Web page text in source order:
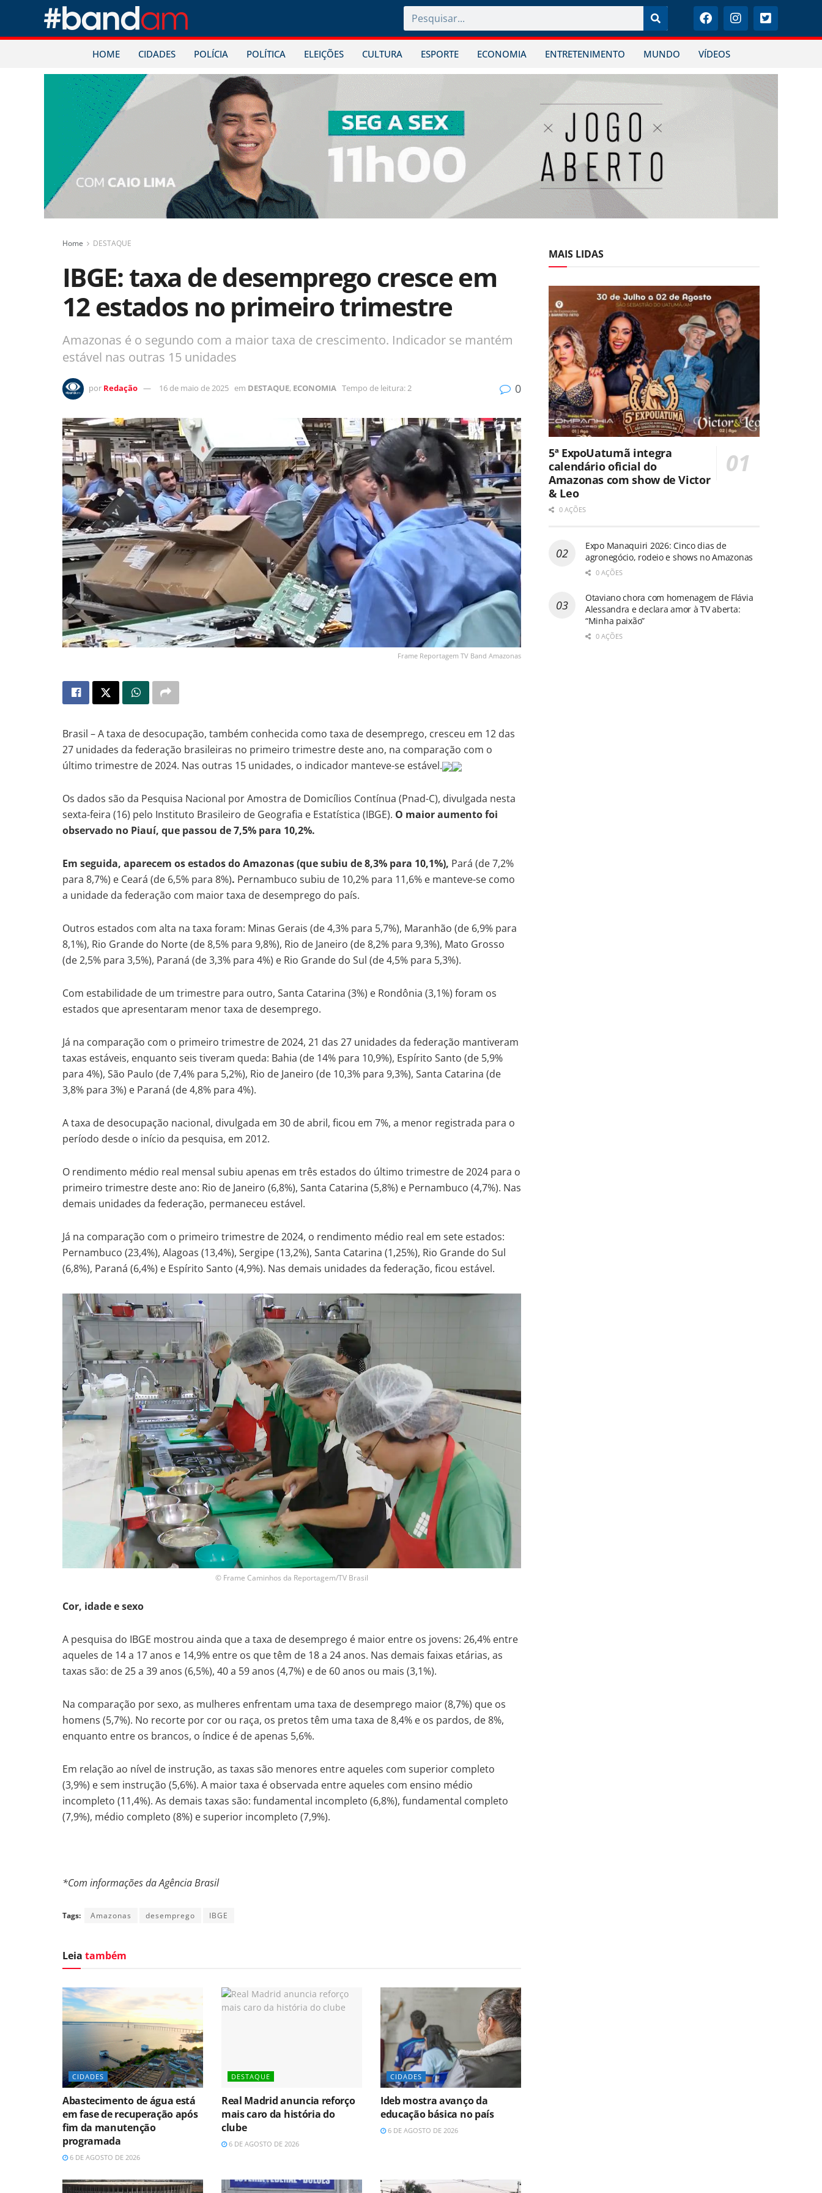
HOME CIDADES POLÍCIA POLÍTICA ELEIÇÕES CULTURA ESPORTE ECONOMIA ENTRETENIMENTO MUNDO VÍDEOS
Home DESTAQUE
IBGE: taxa de desemprego cresce em
12 estados no primeiro trimestre
Amazonas é o segundo com a maior taxa de crescimento. Indicador se mantém
estável nas outras 15 unidades
por Redação 16 de maio de 2025 em DESTAQUE, ECONOMIA Tempo de leitura: 2 0
Frame Reportagem TV Band Amazonas
Brasil – A taxa de desocupação, também conhecida como taxa de desemprego, cresceu em 12 das
27 unidades da federação brasileiras no primeiro trimestre deste ano, na comparação com o
último trimestre de 2024. Nas outras 15 unidades, o indicador manteve-se estável.
Os dados são da Pesquisa Nacional por Amostra de Domicílios Contínua (Pnad-C), divulgada nesta
sexta-feira (16) pelo Instituto Brasileiro de Geografia e Estatística (IBGE). O maior aumento foi
observado no Piauí, que passou de 7,5% para 10,2%.
Em seguida, aparecem os estados do Amazonas (que subiu de 8,3% para 10,1%), Pará (de 7,2%
para 8,7%) e Ceará (de 6,5% para 8%). Pernambuco subiu de 10,2% para 11,6% e manteve-se como
a unidade da federação com maior taxa de desemprego do país.
Outros estados com alta na taxa foram: Minas Gerais (de 4,3% para 5,7%), Maranhão (de 6,9% para
8,1%), Rio Grande do Norte (de 8,5% para 9,8%), Rio de Janeiro (de 8,2% para 9,3%), Mato Grosso
(de 2,5% para 3,5%), Paraná (de 3,3% para 4%) e Rio Grande do Sul (de 4,5% para 5,3%).
Com estabilidade de um trimestre para outro, Santa Catarina (3%) e Rondônia (3,1%) foram os
estados que apresentaram menor taxa de desemprego.
Já na comparação com o primeiro trimestre de 2024, 21 das 27 unidades da federação mantiveram
taxas estáveis, enquanto seis tiveram queda: Bahia (de 14% para 10,9%), Espírito Santo (de 5,9%
para 4%), São Paulo (de 7,4% para 5,2%), Rio de Janeiro (de 10,3% para 9,3%), Santa Catarina (de
3,8% para 3%) e Paraná (de 4,8% para 4%).
A taxa de desocupação nacional, divulgada em 30 de abril, ficou em 7%, a menor registrada para o
período desde o início da pesquisa, em 2012.
O rendimento médio real mensal subiu apenas em três estados do último trimestre de 2024 para o
primeiro trimestre deste ano: Rio de Janeiro (6,8%), Santa Catarina (5,8%) e Pernambuco (4,7%). Nas
demais unidades da federação, permaneceu estável.
Já na comparação com o primeiro trimestre de 2024, o rendimento médio real em sete estados:
Pernambuco (23,4%), Alagoas (13,4%), Sergipe (13,2%), Santa Catarina (1,25%), Rio Grande do Sul
(6,8%), Paraná (6,4%) e Espírito Santo (4,9%). Nas demais unidades da federação, ficou estável.
© Frame Caminhos da Reportagem/TV Brasil
Cor, idade e sexo
A pesquisa do IBGE mostrou ainda que a taxa de desemprego é maior entre os jovens: 26,4% entre
aqueles de 14 a 17 anos e 14,9% entre os que têm de 18 a 24 anos. Nas demais faixas etárias, as
taxas são: de 25 a 39 anos (6,5%), 40 a 59 anos (4,7%) e de 60 anos ou mais (3,1%).
Na comparação por sexo, as mulheres enfrentam uma taxa de desemprego maior (8,7%) que os
homens (5,7%). No recorte por cor ou raça, os pretos têm uma taxa de 8,4% e os pardos, de 8%,
enquanto entre os brancos, o índice é de apenas 5,6%.
Em relação ao nível de instrução, as taxas são menores entre aqueles com superior completo
(3,9%) e sem instrução (5,6%). A maior taxa é observada entre aqueles com ensino médio
incompleto (11,4%). As demais taxas são: fundamental incompleto (6,8%), fundamental completo
(7,9%), médio completo (8%) e superior incompleto (7,9%).
*Com informações da Agência Brasil
Tags: Amazonas desemprego IBGE
Leia também
CIDADES
Abastecimento de água está
em fase de recuperação após
fim da manutenção
programada
6 DE AGOSTO DE 2026
DESTAQUE
Real Madrid anuncia reforço
mais caro da história do
clube
6 DE AGOSTO DE 2026
CIDADES
Ideb mostra avanço da
educação básica no país
6 DE AGOSTO DE 2026
MAIS LIDAS
5ª ExpoUatumã integra
calendário oficial do
Amazonas com show de Victor
& Leo
0 AÇÕES
Expo Manaquiri 2026: Cinco dias de
agronegócio, rodeio e shows no Amazonas
0 AÇÕES
Otaviano chora com homenagem de Flávia
Alessandra e declara amor à TV aberta:
“Minha paixão”
0 AÇÕES